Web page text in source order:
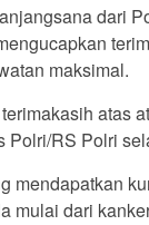
dari
maksimal.
atas
RS Polri
mendapatkan
mulai dari